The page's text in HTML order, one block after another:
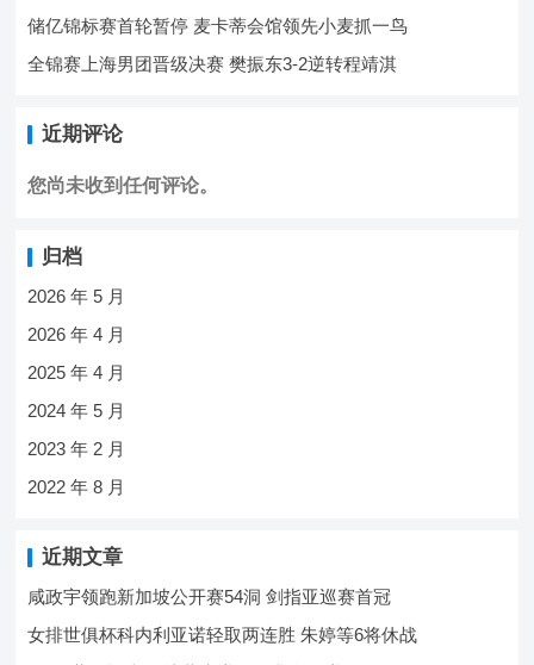
储亿锦标赛首轮暂停 麦卡蒂会馆领先小麦抓一鸟
全锦赛上海男团晋级决赛 樊振东3-2逆转程靖淇
近期评论
您尚未收到任何评论。
归档
2026 年 5 月
2026 年 4 月
2025 年 4 月
2024 年 5 月
2023 年 2 月
2022 年 8 月
近期文章
咸政宇领跑新加坡公开赛54洞 剑指亚巡赛首冠
女排世俱杯科内利亚诺轻取两连胜 朱婷等6将休战